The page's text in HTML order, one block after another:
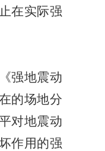
在实际强
强地震动
的场地分
对地震动
作用的强